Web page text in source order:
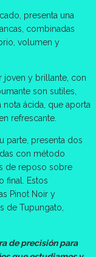
presenta una
combinadas
volumen y
joven y brillante, con
son sutiles,
ácida, que aporta
refrescante.
parte, presenta dos
con método
de reposo sobre
final. Estos
Pinot Noir y
de Tupungato,
de precisión para